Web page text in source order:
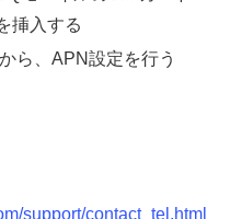
挿入する
ら、APN設定を行う
support/contact_tel.html